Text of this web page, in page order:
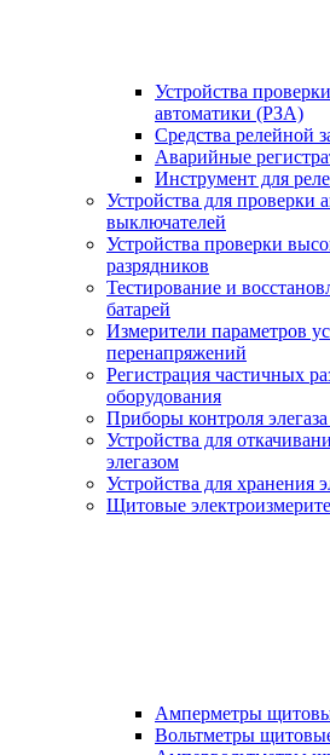
Устройства
автоматики (РЗА)
Средства релейной
Аварийные
Инструмент для
Устройства для проверки
выключателей
Устройства проверки
разрядников
Тестирование и
батарей
Измерители параметров
перенапряжений
Регистрация частичных
оборудования
Приборы контроля
Устройства для
элегазом
Устройства для хранения
Щитовые
Амперметры
Вольтметры